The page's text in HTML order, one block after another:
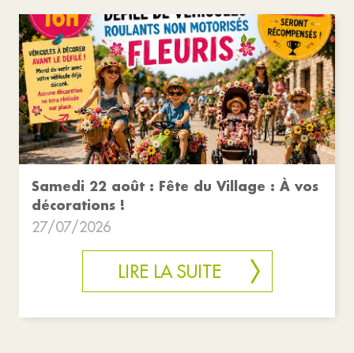
Samedi 22 août : Fête du Village : À vos
décorations !
27/07/2026
LIRE LA SUITE